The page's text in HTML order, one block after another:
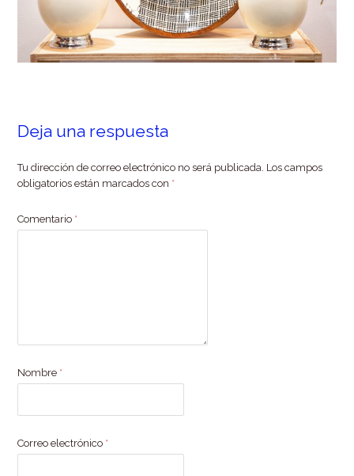
Deja una respuesta
Tu dirección de correo electrónico no será publicada. Los campos
obligatorios están marcados con *
Comentario *
Nombre *
Correo electrónico *